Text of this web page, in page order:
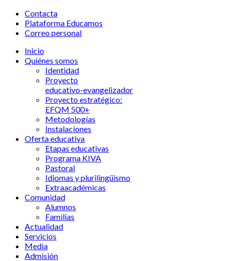
Contacta
Plataforma Educamos
Correo personal
Inicio
Quiénes somos
Identidad
Proyecto
educativo-evangelizador
Proyecto estratégico:
EFQM 500+
Metodologías
Instalaciones
Oferta educativa
Etapas educativas
Programa KIVA
Pastoral
Idiomas y plurilingüismo
Extraacadémicas
Comunidad
Alumnos
Familias
Actualidad
Servicios
Media
Admisión